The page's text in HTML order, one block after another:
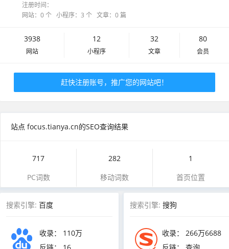
注册时间：
网站：0 个 小程序：3 个 文章：0 篇
3938
网站
12
小程序
32
文章
80
会员
赶快注册账号，推广您的网站吧！
站点 focus.tianya.cn的SEO查询结果
717 282
1
PC词数
移动词数 首页位置
搜索引擎: 百度
收录： 110万
反链： 16
搜索引擎: 搜狗
收录： 266万6688
反链： 查询